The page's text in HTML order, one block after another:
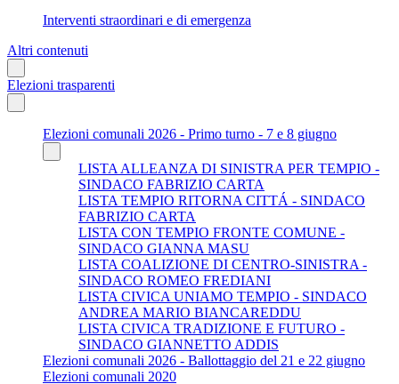
Interventi straordinari e di emergenza
Altri contenuti
Elezioni trasparenti
Elezioni comunali 2026 - Primo turno - 7 e 8 giugno
LISTA ALLEANZA DI SINISTRA PER TEMPIO -
SINDACO FABRIZIO CARTA
LISTA TEMPIO RITORNA CITTÁ - SINDACO
FABRIZIO CARTA
LISTA CON TEMPIO FRONTE COMUNE -
SINDACO GIANNA MASU
LISTA COALIZIONE DI CENTRO-SINISTRA -
SINDACO ROMEO FREDIANI
LISTA CIVICA UNIAMO TEMPIO - SINDACO
ANDREA MARIO BIANCAREDDU
LISTA CIVICA TRADIZIONE E FUTURO -
SINDACO GIANNETTO ADDIS
Elezioni comunali 2026 - Ballottaggio del 21 e 22 giugno
Elezioni comunali 2020